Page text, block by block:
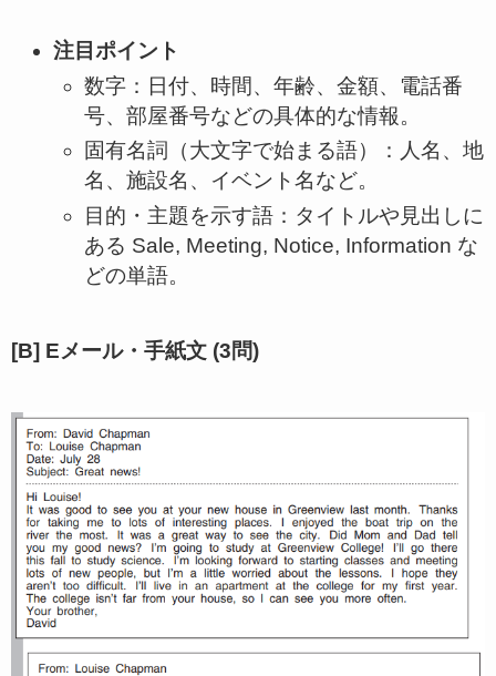
注目ポイント
数字：日付、時間、年齢、金額、電話番
号、部屋番号などの具体的な情報。
固有名詞（大文字で始まる語）：人名、地
名、施設名、イベント名など。
目的・主題を示す語：タイトルや見出しに
ある Sale, Meeting, Notice, Information な
どの単語。
[B] Eメール・手紙文 (3問)